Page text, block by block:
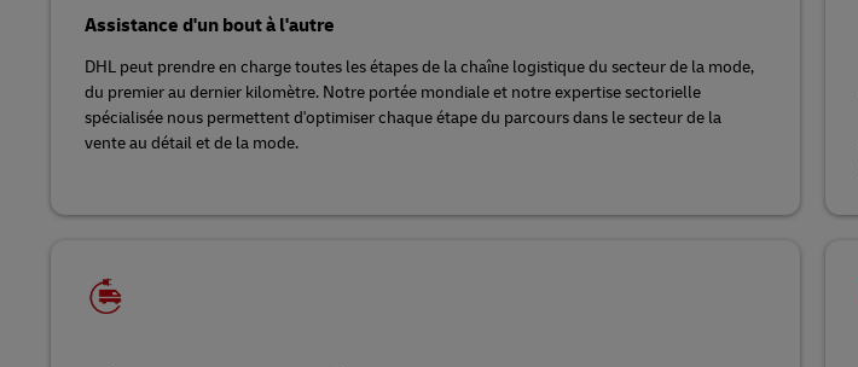
Assistance d'un bout à l'autre
DHL peut prendre en charge toutes les étapes de la chaîne logistique du secteur de la mode,
du premier au dernier kilomètre. Notre portée mondiale et notre expertise sectorielle
spécialisée nous permettent d'optimiser chaque étape du parcours dans le secteur de la
vente au détail et de la mode.